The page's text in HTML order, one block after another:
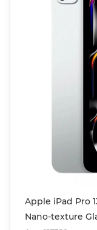
Apple iPad Pro
Nano-texture